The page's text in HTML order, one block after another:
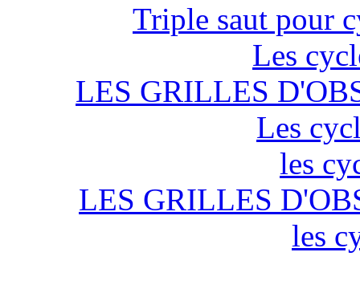
Triple saut pour
Les
LES GRILLES
Les
les
LES GRILLES
les